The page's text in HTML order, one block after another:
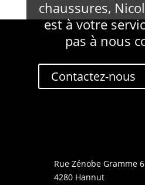
chaussures,
est à votre
pas à nous
Contactez-nous
Rue Zénobe Gramme
4280 Hannut